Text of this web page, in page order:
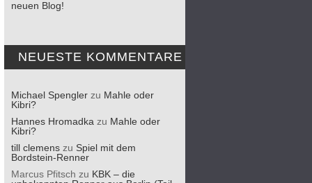
neuen Blog!
NEUESTE KOMMENTARE
Michael Spengler zu Mahle oder
Kibri?
Hannes Hromadka zu Mahle oder
Kibri?
till clemens zu Spiel mit dem
Bordstein-Renner
Marcus Pfitsch zu KBK – die